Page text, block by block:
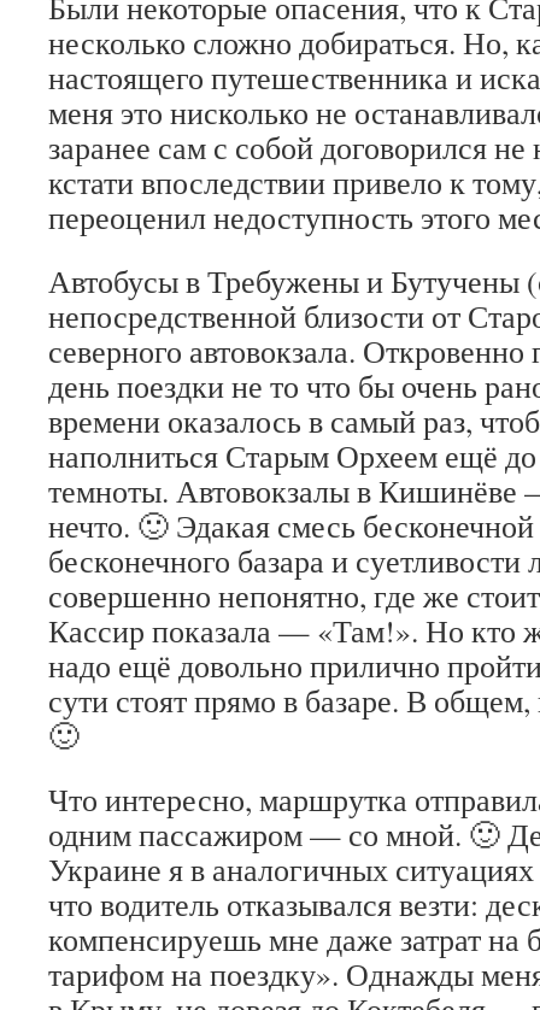
несколько сложно добираться. Но,
настоящего путешественника и
меня это нисколько не
заранее сам с собой договорился не
кстати впоследствии привело к
переоценил недоступность этого
Автобусы в Требужены и Бутучены
непосредственной близости от
северного автовокзала. Откровенно
день поездки не то что бы очень
времени оказалось в самый раз,
наполниться Старым Орхеем ещё
темноты. Автовокзалы в Кишинёве
нечто. 🙂 Эдакая смесь
бесконечного базара и
совершенно непонятно, где же
Кассир показала — «Там!». Но кто
надо ещё довольно прилично
сути стоят прямо в базаре. В
🙂
Что интересно, маршрутка
одним пассажиром — со мной. 🙂
Украине я в аналогичных ситуациях
что водитель отказывался везти:
компенсируешь мне даже затрат на
тарифом на поездку». Однажды